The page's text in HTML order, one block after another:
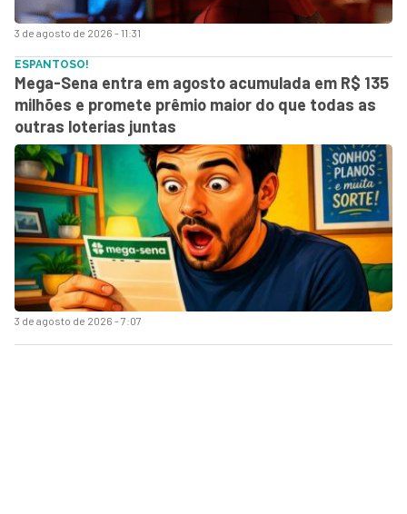
3 de agosto de 2026 - 11:31
3 de agosto de 2026 - 7:07
ESPANTOSO!
Mega-Sena entra em agosto acumulada em R$ 135
milhões e promete prêmio maior do que todas as
outras loterias juntas